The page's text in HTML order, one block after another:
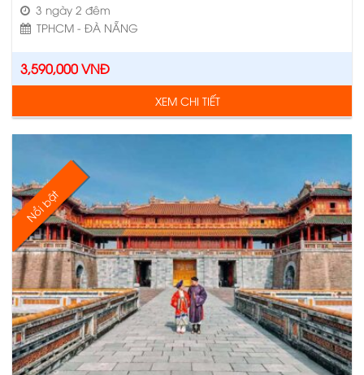
3 ngày 2 đêm
TPHCM - ĐÀ NẴNG
3,590,000VNĐ
XEM CHI TIẾT
Nổi bật